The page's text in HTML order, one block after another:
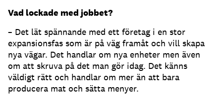
Vad lockade med jobbet?
– Det lät spännande med ett företag i en stor
expansionsfas som är på väg framåt och vill skapa
nya vägar. Det handlar om nya enheter men även
om att skruva på det man gör idag. Det känns
väldigt rätt och handlar om mer än att bara
producera mat och sätta menyer.